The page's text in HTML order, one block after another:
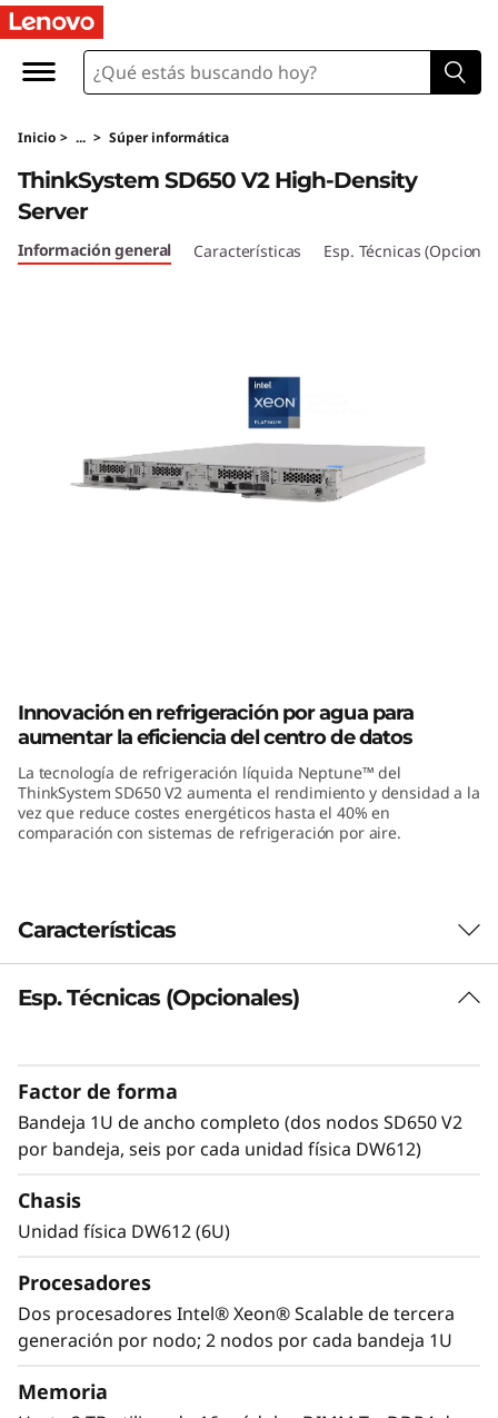
T
h
n
k
S
5
0
V
2
Inicio > ... > Súper informática
ThinkSystem SD650 V2 High-Density
Server
Información general Características Esp. Técnicas
Innovación en refrigeración por agua para
aumentar la eficiencia del centro de datos
La tecnología de refrigeración líquida Neptune™ del
ThinkSystem SD650 V2 aumenta el rendimiento y densidad a la
vez que reduce costes energéticos hasta el 40% en
comparación con sistemas de refrigeración por aire.
Características
Tecnología Lenovo Neptune
El ThinkSystem SD650 V2 con tecnología
Lenovo Neptune Direct to Node (DTN) utiliza
refrigeración por agua caliente (hasta 50⁰C)
memoria, E/S y reguladores de voltaje. El agua
Esp. Técnicas (Opcionales)
Factor de forma
Bandeja 1U de ancho completo (dos nodos SD650 V2
por bandeja, seis por cada unidad física DW612)
Chasis
Unidad física DW612 (6U)
Procesadores
Dos procesadores Intel® Xeon® Scalable de tercera
generación por nodo; 2 nodos por cada bandeja 1U
Memoria